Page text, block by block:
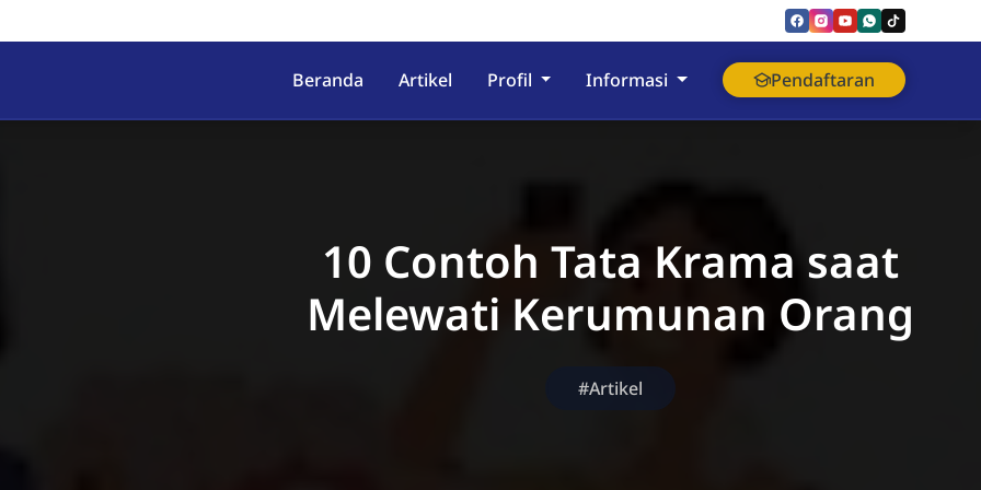
Kec. Lumbir, Kab. Banyumas
Beranda Artikel Profil Informasi Pendaftaran
10 Contoh Tata Krama saat
Melewati Kerumunan Orang
#Artikel